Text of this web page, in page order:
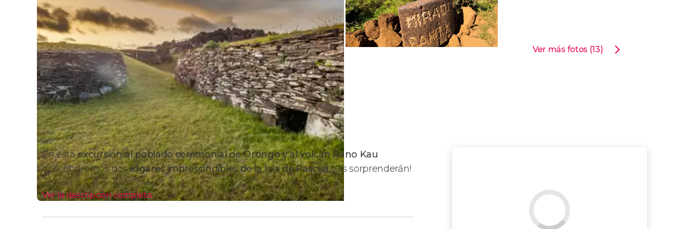
Ver más fotos (13)
En estaexcursión al poblado ceremonial de Orongo y al volcán Rano Kau
descubriremos doslugares imprescindibles de la Isla de Pascua. ¡Os sorprenderán!
Ver la descripción completa